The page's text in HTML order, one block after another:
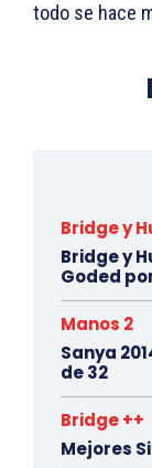
todo se hace
Bridge y
Bridge y
Goded
Manos 2
Sanya
de 32
Bridge ++
Mejores